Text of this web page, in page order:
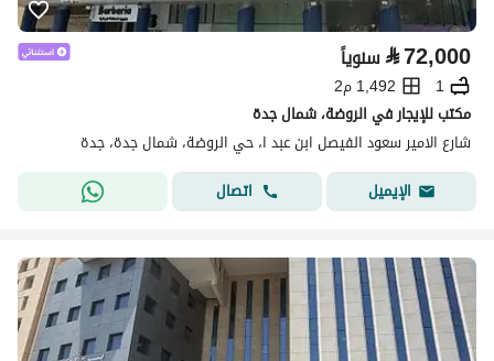
⃁72,000 سنوياً
1
1,492 م2
مكتب للإيجار في الروضة، شمال جدة
شارع الامير سعود الفيصل ابن عبد ا، حي الروضة، شمال جدة، جدة
الإيميل
اتصال